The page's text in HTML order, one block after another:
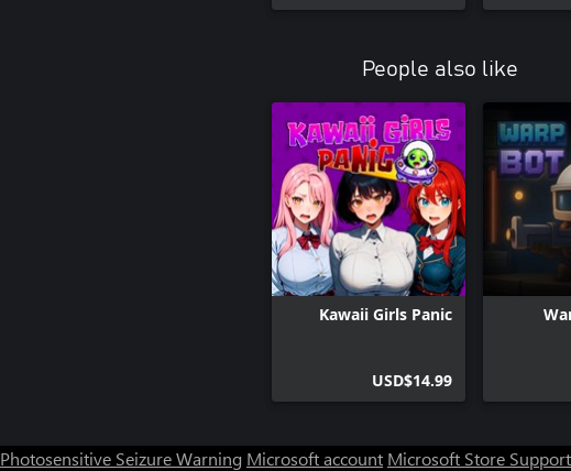
People also like
Kawaii Girls Panic
USD$14.99
Photosensitive Seizure Warning Microsoft account Microsoft Store Support